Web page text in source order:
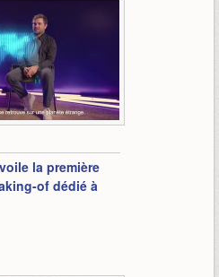
6:44
la première
of dédié à